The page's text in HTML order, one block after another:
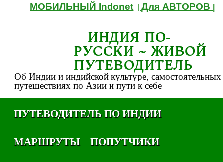
МОБИЛЬНЫЙ Indonet |Для АВТОРОВ
ИНДИЯ ПО-
РУССКИ ~ ЖИВОЙ
ПУТЕВОДИТЕЛЬ
Об Индии и индийской культуре, самостоятельных
путешествиях по Азии и пути к себе
ПУТЕВОДИТЕЛЬ ПО ИНДИИ
МАРШРУТЫ
ПОПУТЧИКИ